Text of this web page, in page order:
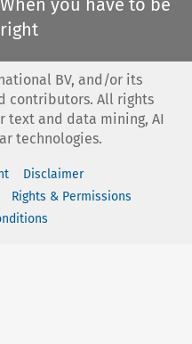
right
BV, and/or its
contributors. All rights
text and data mining, AI
technologies.
Disclaimer
Rights & Permissions